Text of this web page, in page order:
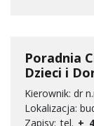
Poradnia
Dzieci i
Kierownik: dr
Lokalizacja:
Zapisy: tel. +